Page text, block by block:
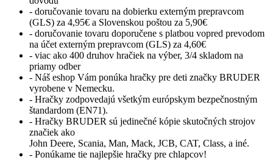
- doručovanie tovaru na dobierku externým prepravcom
(GLS) za 4,95€ a Slovenskou poštou za 5,90€
- doručovanie tovaru doporučene s platbou vopred prevodom
na účet externým prepravcom (GLS) za 4,60€
- viac ako 400 druhov hračiek na výber, 3/4 skladom na
priamy odber
- Náš eshop Vám ponúka hračky pre deti značky BRUDER
vyrobene v Nemecku.
- Hračky zodpovedajú všetkým európskym bezpečnostným
štandardom (EN71).
- Hračky BRUDER sú jedinečné kópie skutočných strojov
značiek ako
John Deere, Scania, Man, Mack, JCB, CAT, Class, a iné.
- Ponúkame tie najlepšie hračky pre chlapcov!